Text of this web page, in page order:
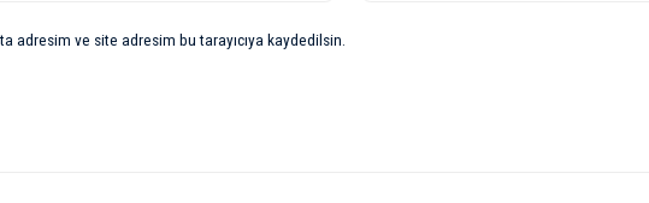
adresim ve site adresim bu tarayıcıya kaydedilsin.